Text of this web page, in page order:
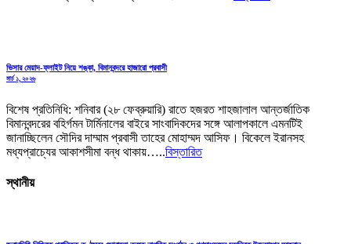
ভিসার মেয়াদ-ফ্লাইট নিয়ে শঙ্কা, বিমানবন্দরে হাজারো প্রবাসী
মার্চ ১, ২০২৬
বিশেষ প্রতিনিধি: শনিবার (২৮ ফেব্রুয়ারি) রাতে হজরত শাহজালাল আন্তর্জাতিক
বিমানবন্দরের বহির্গমন টার্মিনালের বাইরে সাংবাদিকদের সঙ্গে আলাপকালে এমনটিই
জানাচ্ছিলেন সৌদির দাম্মাম প্রবাসী তাহের মোহাম্মদ আসিফ। বিকেলে ইরানসহ
মধ্যপ্রাচ্যের আকাশসীমা বন্ধ থাকায়…..বিস্তারিত
স্থানীয়